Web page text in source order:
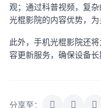
观；通过科普视频，复
光棍影院的内容优势，
此外，手机光棍影院还
容更新服务，确保设备长
分享至：